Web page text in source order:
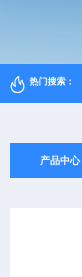
热门搜索：
产品中心